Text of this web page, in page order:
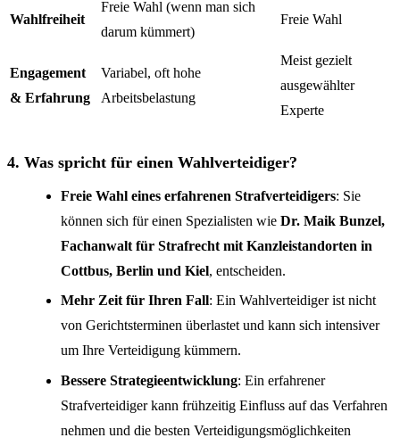
Wahlfreiheit
Freie Wahl (wenn man sich
darum kümmert)
Freie Wahl
Engagement
& Erfahrung
Variabel, oft hohe
Arbeitsbelastung
Meist gezielt
ausgewählter
Experte
4. Was spricht für einen Wahlverteidiger?
Freie Wahl eines erfahrenen Strafverteidigers: Sie
können sich für einen Spezialisten wie Dr. Maik Bunzel,
Fachanwalt für Strafrecht mit Kanzleistandorten in
Cottbus, Berlin und Kiel, entscheiden.
Mehr Zeit für Ihren Fall: Ein Wahlverteidiger ist nicht
von Gerichtsterminen überlastet und kann sich intensiver
um Ihre Verteidigung kümmern.
Bessere Strategieentwicklung: Ein erfahrener
Strafverteidiger kann frühzeitig Einfluss auf das Verfahren
nehmen und die besten Verteidigungsmöglichkeiten